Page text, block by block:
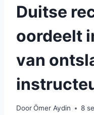
Duitse
oordeelt
van
DoorÖmer Aydin 8